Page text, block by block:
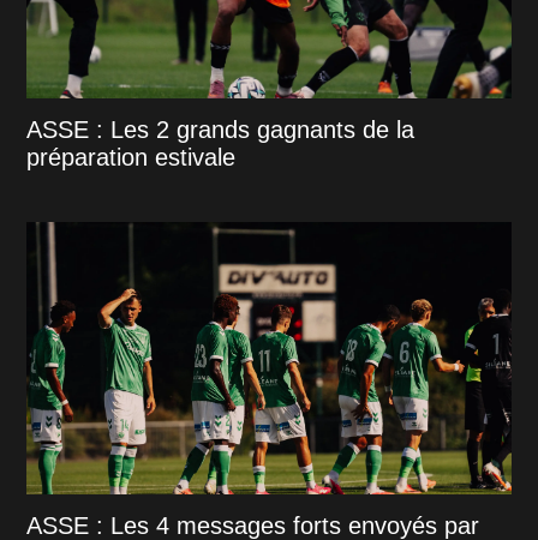
ASSE : Les 2 grands gagnants de la
préparation estivale
ASSE : Les 4 messages forts envoyés par